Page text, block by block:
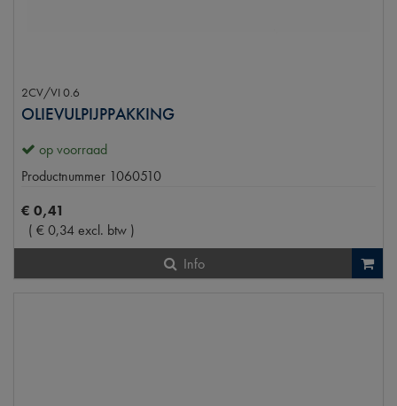
2CV/VI 0.6
OLIEVULPIJPPAKKING
op voorraad
Productnummer 1060510
€ 0,41
( €0,34excl. btw )
Info